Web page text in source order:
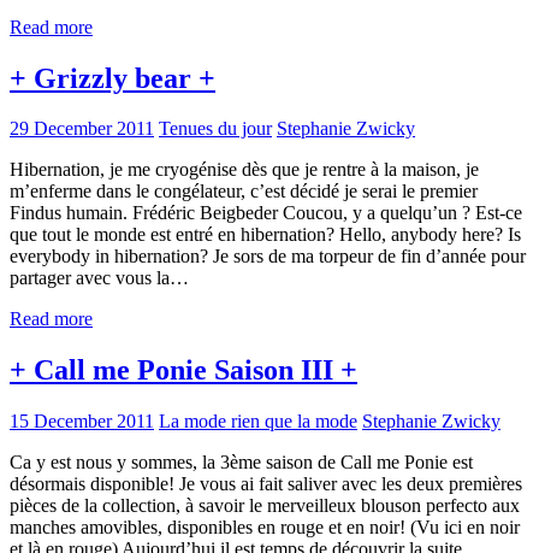
Read more
+ Grizzly bear +
29 December 2011 Tenues du jour Stephanie Zwicky
Hibernation, je me cryogénise dès que je rentre à la maison, je
m’enferme dans le congélateur, c’est décidé je serai le premier
Findus humain. Frédéric Beigbeder Coucou, y a quelqu’un ? Est-ce
que tout le monde est entré en hibernation? Hello, anybody here? Is
everybody in hibernation? Je sors de ma torpeur de fin d’année pour
partager avec vous la…
Read more
+ Call me Ponie Saison III +
15 December 2011 La mode rien que la mode Stephanie Zwicky
Ca y est nous y sommes, la 3ème saison de Call me Ponie est
désormais disponible! Je vous ai fait saliver avec les deux premières
pièces de la collection, à savoir le merveilleux blouson perfecto aux
manches amovibles, disponibles en rouge et en noir! (Vu ici en noir